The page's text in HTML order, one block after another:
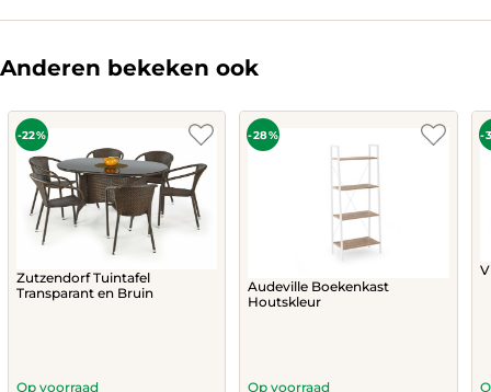
Anderen bekeken ook
-22%
Zutzendorf Tuintafel
Transparant en Bruin
Op voorraad
-28%
Audeville Boekenkast
Houtskleur
Op voorraad
-